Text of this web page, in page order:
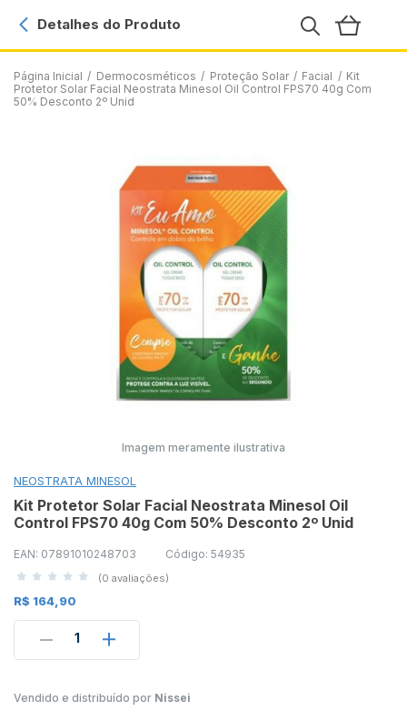
Página Inicial / Dermocosméticos / Proteção Solar / Facial / Kit
Protetor Solar Facial Neostrata Minesol Oil Control FPS70 40g Com
50% Desconto 2º Unid
Detalhes do Produto
Imagem meramente ilustrativa
NEOSTRATA MINESOL
Kit Protetor Solar Facial Neostrata Minesol Oil
Control FPS70 40g Com 50% Desconto 2º Unid
EAN: 07891010248703 Código: 54935
(0 avaliações)
R$ 164,90
1
Vendido e distribuído por Nissei